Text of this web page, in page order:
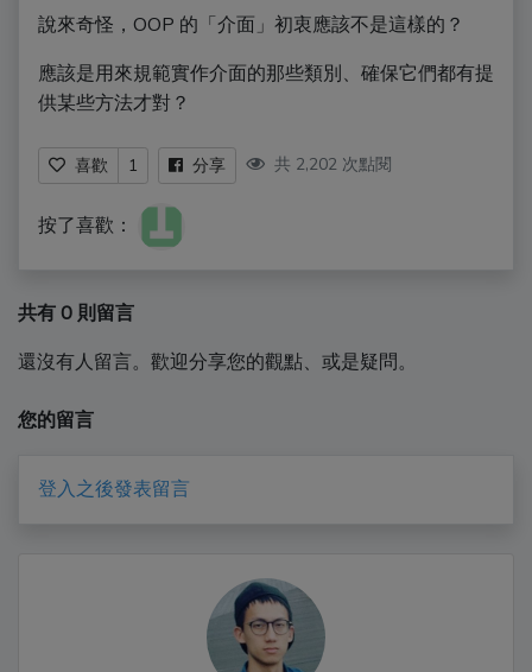
說來奇怪，OOP 的「介面」初衷應該不是這樣的？
應該是用來規範實作介面的那些類別、確保它們都有提
供某些方法才對？
喜歡 1 分享 共 2,202 次點閱
按了喜歡：
共有 0 則留言
還沒有人留言。歡迎分享您的觀點、或是疑問。
您的留言
登入之後發表留言